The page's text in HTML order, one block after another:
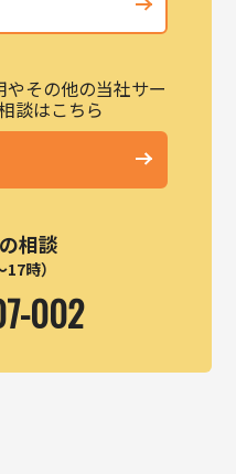
やその他の当社サー
談はこちら
相談
17時）
002